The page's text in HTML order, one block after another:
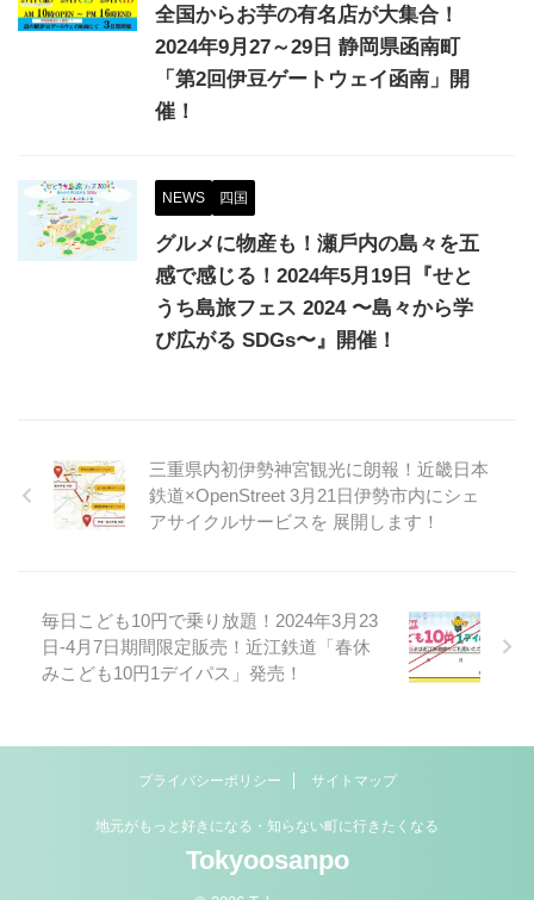
全国からお芋の有名店が大集合！
2024年9月27～29日 静岡県函南町
「第2回伊豆ゲートウェイ函南」開
催！
NEWS 四国
グルメに物産も！瀬⼾内の島々を五
感で感じる！2024年5月19日『せと
うち島旅フェス 2024 〜島々から学
び広がる SDGs〜』開催！
三重県内初伊勢神宮観光に朗報！近畿日本
鉄道×OpenStreet 3月21日伊勢市内にシェ
アサイクルサービスを 展開します！
毎日こども10円で乗り放題！2024年3月23
日-4月7日期間限定販売！近江鉄道「春休
みこども10円1デイパス」発売！
プライバシーポリシー サイトマップ
地元がもっと好きになる・知らない町に行きたくなる
Tokyoosanpo